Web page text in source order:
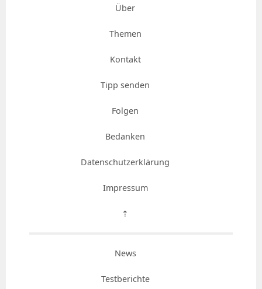
Über
Themen
Kontakt
Tipp senden
Folgen
Bedanken
Datenschutzerklärung
Impressum
⇡
News
Testberichte